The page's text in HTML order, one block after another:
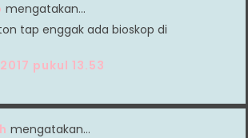
mengatakan…
tap enggak ada bioskop di
pukul 13.53
mengatakan…